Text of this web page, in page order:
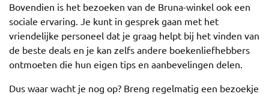
Bovendien is het bezoeken van de Bruna-winkel ook een
sociale ervaring. Je kunt in gesprek gaan met het
vriendelijke personeel dat je graag helpt bij het vinden van
de beste deals en je kan zelfs andere boekenliefhebbers
ontmoeten die hun eigen tips en aanbevelingen delen.
Dus waar wacht je nog op? Breng regelmatig een bezoekje